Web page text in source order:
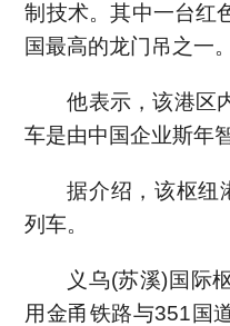
制技术。其中一台红
国最高的龙门吊之一。
他表示，该港区
车是由中国企业斯年
据介绍，该枢纽
列车。
义乌(苏溪)国际
用金甬铁路与351国